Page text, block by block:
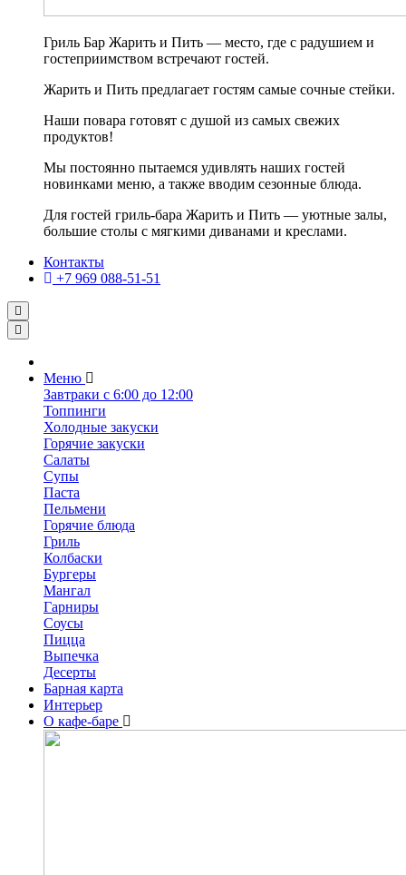
Гриль Бар Жарить и Пить — место, где с радушием и
гостеприимством встречают гостей.
Жарить и Пить предлагает гостям самые сочные стейки.
Наши повара готовят с душой из самых свежих
продуктов!
Мы постоянно пытаемся удивлять наших гостей
новинками меню, а также вводим сезонные блюда.
Для гостей гриль-бара Жарить и Пить — уютные залы,
большие столы с мягкими диванами и креслами.
Контакты
+7 969 088-51-51
Меню
Завтраки с 6:00 до 12:00
Топпинги
Холодные закуски
Горячие закуски
Салаты
Супы
Паста
Пельмени
Горячие блюда
Гриль
Колбаски
Бургеры
Мангал
Гарниры
Соусы
Пицца
Выпечка
Десерты
Барная карта
Интерьер
О кафе-баре